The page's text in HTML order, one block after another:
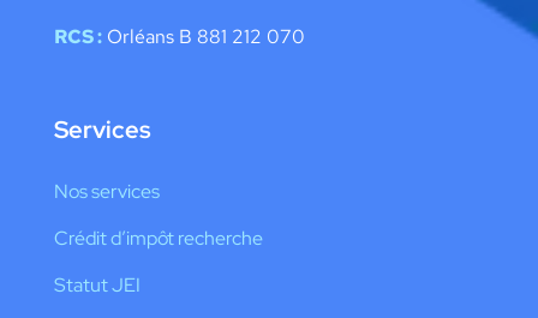
RCS : Orléans B 881 212 070
Services
Nos services
Crédit d’impôt recherche
Statut JEI